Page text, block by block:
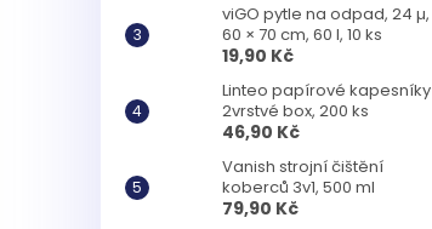
viGO pytle na odpad, 24 µ,
60 × 70 cm, 60 l, 10 ks
19,90 Kč
Linteo papírové kapesníky
2vrstvé box, 200 ks
46,90 Kč
Vanish strojní čištění
koberců 3v1, 500 ml
79,90 Kč